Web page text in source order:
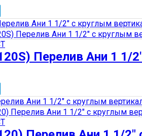
Перелив Ани 1 1/